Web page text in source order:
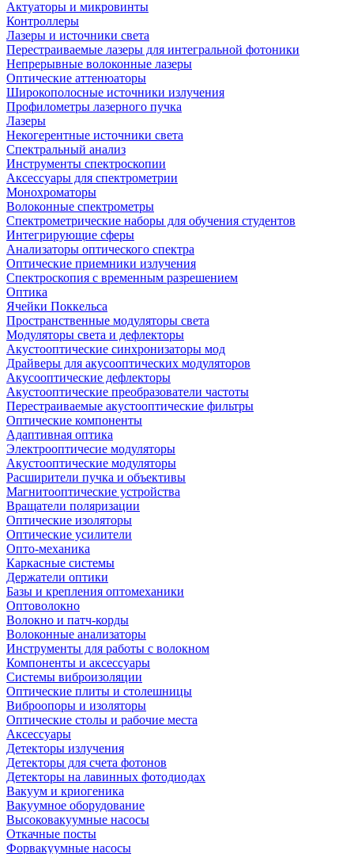
Актуаторы и микровинты
Контроллеры
Лазеры и источники света
Перестраиваемые лазеры для интегральной фотоники
Непрерывные волоконные лазеры
Оптические аттенюаторы
Широкополосные источники излучения
Профилометры лазерного пучка
Лазеры
Некогерентные источники света
Спектральный анализ
Инструменты спектроскопии
Аксессуары для спектрометрии
Монохроматоры
Волоконные спектрометры
Спектрометрические наборы для обучения студентов
Интегрирующие сферы
Анализаторы оптического спектра
Оптические приемники излучения
Спектроскопия с временным разрешением
Оптика
Ячейки Поккельса
Пространственные модуляторы света
Модуляторы света и дефлекторы
Акустооптические синхронизаторы мод
Драйверы для акусооптических модуляторов
Акусооптические дефлекторы
Акустооптические преобразователи частоты
Перестраиваемые акустооптические фильтры
Оптические компоненты
Адаптивная оптика
Электрооптичесие модуляторы
Акустооптические модуляторы
Расширители пучка и объективы
Магнитооптические устройства
Вращатели поляризации
Оптические изоляторы
Оптические усилители
Опто-механика
Каркасные системы
Держатели оптики
Базы и крепления оптомеханики
Оптоволокно
Волокно и патч-корды
Волоконные анализаторы
Инструменты для работы с волокном
Компоненты и аксессуары
Системы виброизоляции
Оптические плиты и столешницы
Виброопоры и изоляторы
Оптические столы и рабочие места
Аксессуары
Детекторы излучения
Детекторы для счета фотонов
Детекторы на лавинных фотодиодах
Вакуум и криогеника
Вакуумное оборудование
Высоковакуумные насосы
Откачные посты
Форвакуумные насосы